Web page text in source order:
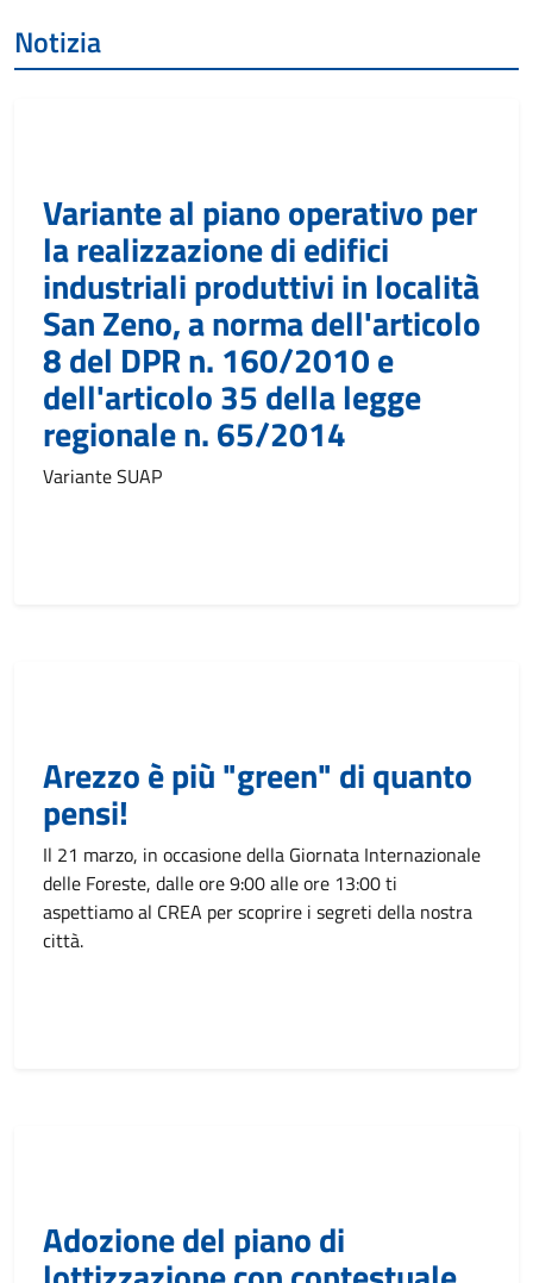
Notizia
Variante al piano operativo per
la realizzazione di edifici
industriali produttivi in località
San Zeno, a norma dell'articolo
8 del DPR n. 160/2010 e
dell'articolo 35 della legge
regionale n. 65/2014
Variante SUAP
Arezzo è più "green" di quanto
pensi!
Il 21 marzo, in occasione della Giornata Internazionale
delle Foreste, dalle ore 9:00 alle ore 13:00 ti
aspettiamo al CREA per scoprire i segreti della nostra
città.
Adozione del piano di